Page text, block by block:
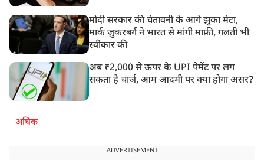
मोदी सरकार की चेतावनी के आगे झुका मेटा,
मार्क ज़ुकरबर्ग ने भारत से मांगी माफ़ी, गलती भी
स्वीकार की
अब ₹2,000 से ऊपर के UPI पेमेंट पर लग
सकता है चार्ज, आम आदमी पर क्या होगा असर?
अधिक
ADVERTISEMENT